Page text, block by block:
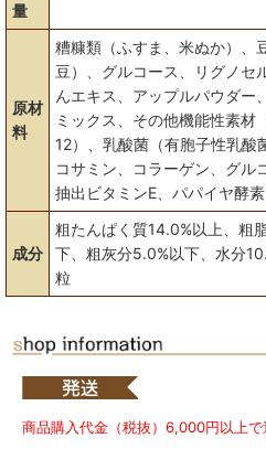
量
原材
料
糟糠類（ふすま、米ぬか）、
豆）、グルコース、リグノセ
んエキス、アップルパウダー
ミックス、その他機能性素材
12）、乳酸菌（有胞子性乳酸
コサミン、コラーゲン、グル
抽出ビタミンE、パパイヤ酵素
成分
粗たんぱく質14.0%以上、粗
下、粗灰分5.0%以下、水分
粒
商品購入代金（税抜）6,000円以上で